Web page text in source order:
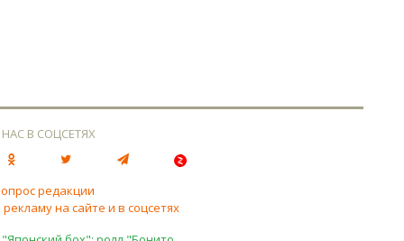
В СОЦСЕТЯХ
редакции
на сайте и в соцсетях